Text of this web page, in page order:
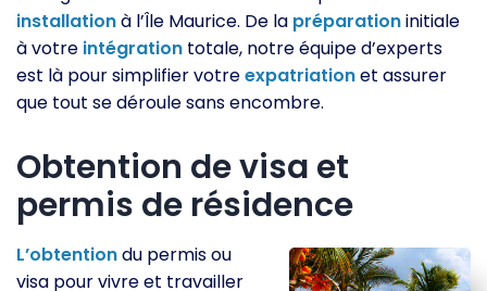
installationà l’Île Maurice. De la préparationinitiale
à votre intégration totale, notre équipe d’experts
est là pour simplifier votreexpatriationet assurer
que tout se déroule sans encombre.
Obtention de visa et
permis de résidence
L’obtentiondu permis ou
visa pour vivre et travailler